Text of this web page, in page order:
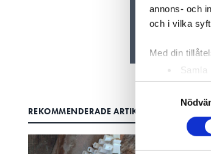
annons- och
och i vilka
Med din
Samla
Ta reda på
eller dra
REKOMMENDERADE ARTIKLAR